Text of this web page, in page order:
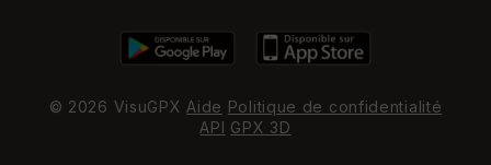
© 2026 VisuGPX Aide Politique de confidentialité
API GPX 3D